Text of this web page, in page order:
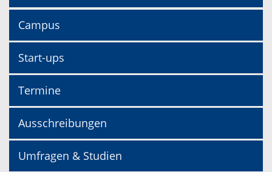
Campus
Start-ups
Termine
Ausschreibungen
Umfragen & Studien